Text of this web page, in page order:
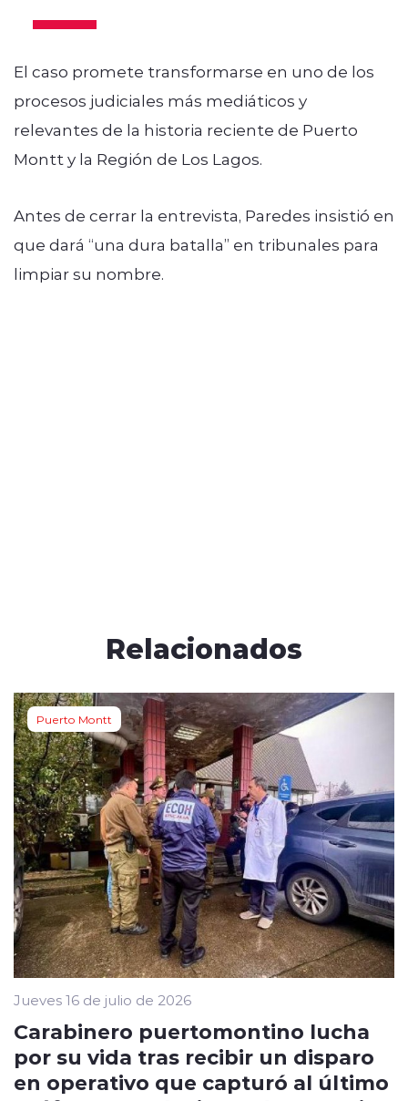
El caso promete transformarse en uno de los
procesos judiciales más mediáticos y
relevantes de la historia reciente de Puerto
Montt y la Región de Los Lagos.
Antes de cerrar la entrevista, Paredes insistió en
que dará “una dura batalla” en tribunales para
limpiar su nombre.
Relacionados
Puerto Montt
Jueves 16 de julio de 2026
Carabinero puertomontino lucha
por su vida tras recibir un disparo
en operativo que capturó al último